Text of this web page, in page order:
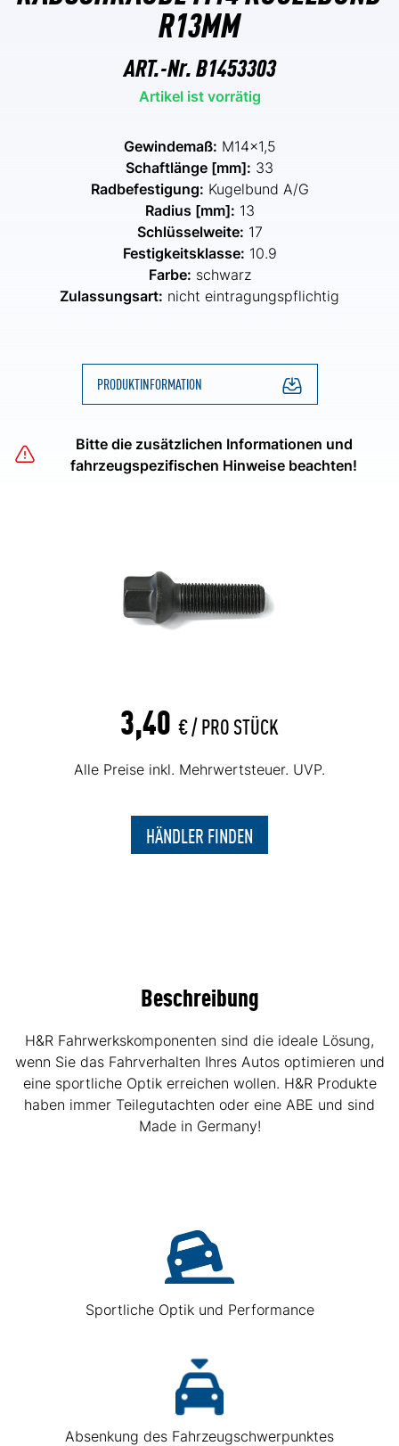
R13MM
ART.-Nr.B1453303
Artikel ist vorrätig
Gewindemaß: M14x1,5
Schaftlänge [mm]: 33
Radbefestigung: Kugelbund A/G
Radius [mm]: 13
Schlüsselweite: 17
Festigkeitsklasse: 10.9
Farbe: schwarz
Zulassungsart: nicht eintragungspflichtig
PRODUKTINFORMATION
Bitte die zusätzlichen Informationen und
fahrzeugspezifischen Hinweise beachten!
3,40 € /PRO STÜCK
Alle Preise inkl. Mehrwertsteuer. UVP.
HÄNDLER FINDEN
Beschreibung
H&R Fahrwerkskomponenten sind die ideale Lösung,
wenn Sie das Fahrverhalten Ihres Autos optimieren und
eine sportliche Optik erreichen wollen. H&R Produkte
haben immer Teilegutachten oder eine ABE und sind
Made in Germany!
Sportliche Optik und Performance
Absenkung des Fahrzeugschwerpunktes